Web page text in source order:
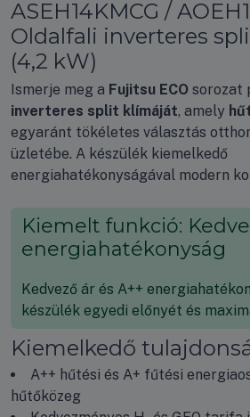
ASEH14KMCG /
Oldalfali inverteres
(4,2 kW)
Ismerje meg a Fujitsu ECO sorozat
inverteres split klímáját, amely
egyaránt tökéletes választás
üzletébe. A készülék kiemelkedő
energiahatékonyságával modern
Kiemelt funkció:
energiahatékonyság
Kedvező ár és A++
készülék egyedi előnyét és
Kiemelkedő
A++ hűtési és A+ fűtési
hűtőközeg